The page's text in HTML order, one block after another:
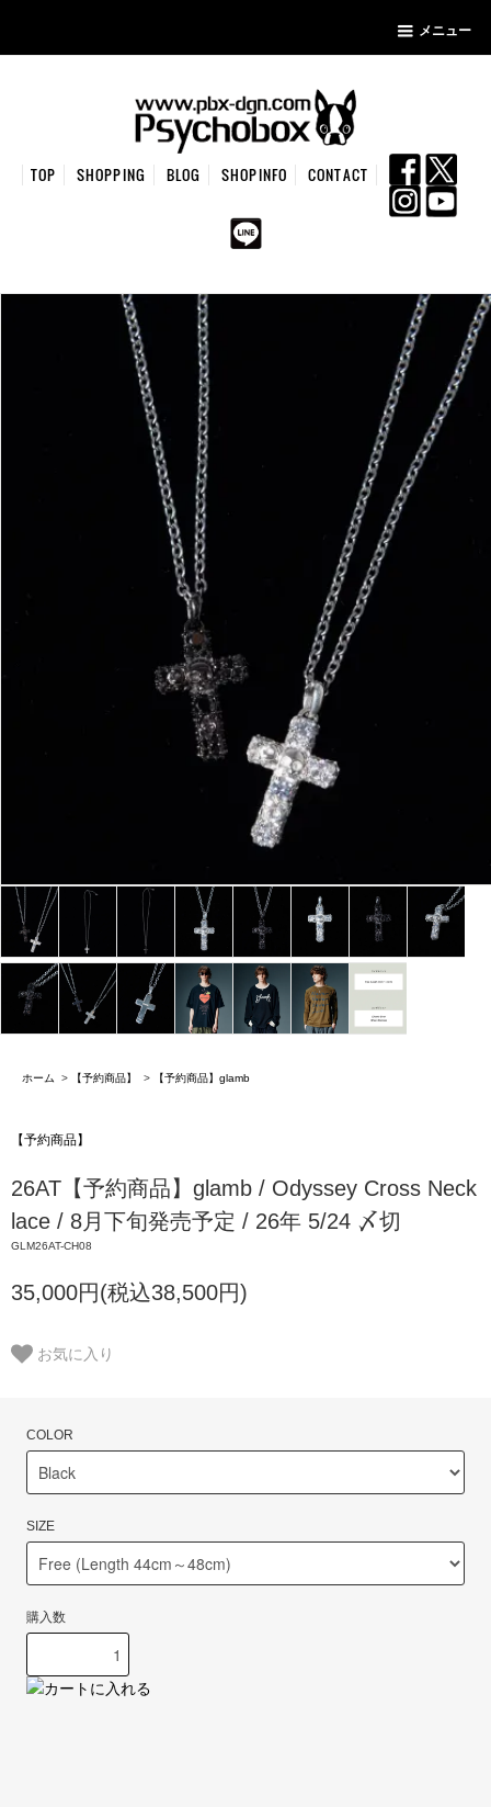
メニュー
TOP SHOPPING BLOG SHOPINFO CONTACT
ホーム > 【予約商品】 > 【予約商品】glamb
【予約商品】
26AT【予約商品】glamb / Odyssey Cross Neck
lace / 8月下旬発売予定 / 26年 5/24 〆切
GLM26AT-CH08
35,000円(税込38,500円)
お気に入り
COLOR
SIZE
購入数